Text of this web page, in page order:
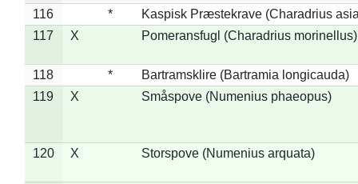
116
*
Kaspisk Præstekrave (Charadrius
117
X Pomeransfugl (Charadrius morinellus)
118 *
Bartramsklire (Bartramia longicauda)
119
X Småspove (Numenius phaeopus)
120 X Storspove (Numenius arquata)